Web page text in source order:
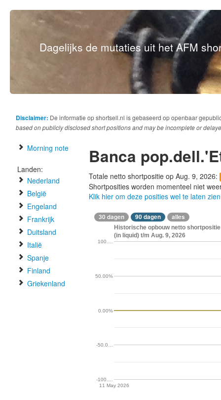
Dagelijks de mutaties uit het AFM
Disclaimer: De informatie op shortsell.nl is gebaseerd op openbaar
based on publicly disclosed short positions and may be incomplete or
Morning note
Landen:
Nederland
België
Engeland
Frankrijk
Duitsland
Italië
Spanje
Finland
Griekenland
Banca
Totale netto shortpositie op Aug. 9, 2026:
Shortposities worden momenteel niet
Klik hier om deze posities wel te laten zien
30 dagen 90 dagen alles
Historische opbouw netto
(in liquid) t/m Aug. 9, 2026
11 May 2026
-100.…
-50.0…
0.00%
50.00%
100.…